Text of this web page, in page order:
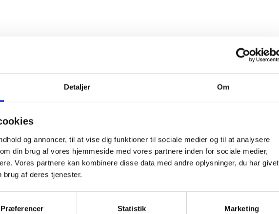
Detaljer Om
og annoncer, til at vise dig funktioner til sociale medier og til at analysere
din brug af vores hjemmeside med vores partnere inden for sociale medier,
Vores partnere kan kombinere disse data med andre oplysninger, du har givet
af deres tjenester.
Præferencer Statistik Marketing